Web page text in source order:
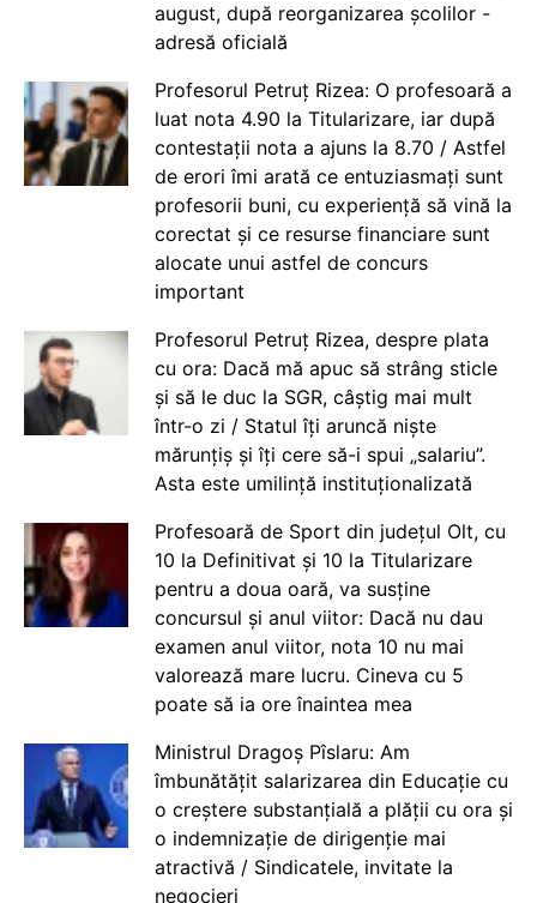
august, după reorganizarea școlilor -
adresă oficială
Profesorul Petruț Rizea: O profesoară a
luat nota 4.90 la Titularizare, iar după
contestații nota a ajuns la 8.70 / Astfel
de erori îmi arată ce entuziasmați sunt
profesorii buni, cu experiență să vină la
corectat și ce resurse financiare sunt
alocate unui astfel de concurs
important
Profesorul Petruț Rizea, despre plata
cu ora: Dacă mă apuc să strâng sticle
și să le duc la SGR, câștig mai mult
într-o zi / Statul îți aruncă niște
mărunțiș și îți cere să-i spui „salariu”.
Asta este umilință instituționalizată
Profesoară de Sport din județul Olt, cu
10 la Definitivat și 10 la Titularizare
pentru a doua oară, va susține
concursul și anul viitor: Dacă nu dau
examen anul viitor, nota 10 nu mai
valorează mare lucru. Cineva cu 5
poate să ia ore înaintea mea
Ministrul Dragoș Pîslaru: Am
îmbunătățit salarizarea din Educație cu
o creștere substanțială a plății cu ora și
o indemnizație de dirigenție mai
atractivă / Sindicatele, invitate la
negocieri